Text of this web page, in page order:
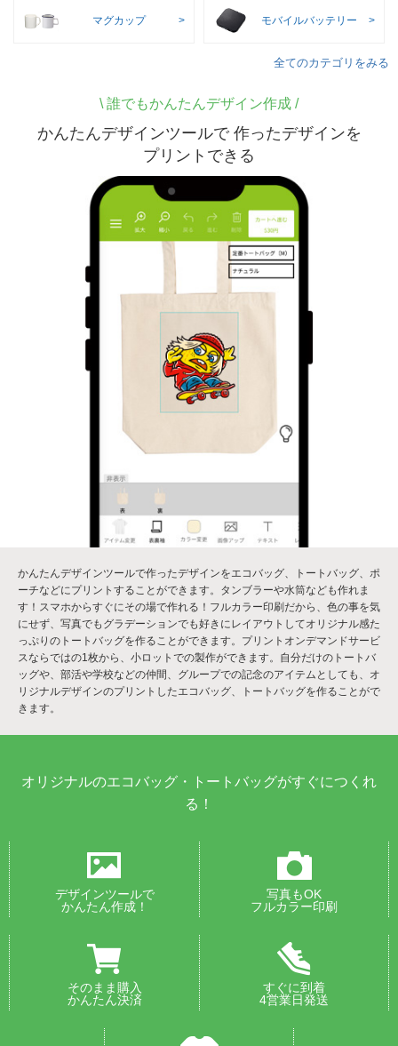
マグカップ モバイルバッテリー
全てのカテゴリをみる
\ 誰でもかんたんデザイン作成 /
かんたんデザインツールで 作ったデザインを
プリントできる
かんたんデザインツールで作ったデザインをエコバッグ、トートバッグ、ポ
ーチなどにプリントすることができます。タンブラーや水筒なども作れま
す！スマホからすぐにその場で作れる！フルカラー印刷だから、色の事を気
にせず、写真でもグラデーションでも好きにレイアウトしてオリジナル感た
っぷりのトートバッグを作ることができます。プリントオンデマンドサービ
スならではの1枚から、小ロットでの製作ができます。自分だけのトートバ
ッグや、部活や学校などの仲間、グループでの記念のアイテムとしても、オ
リジナルデザインのプリントしたエコバッグ、トートバッグを作ることがで
きます。
オリジナルのエコバッグ・トートバッグがすぐにつくれ
る！
デザインツールで
かんたん作成！
写真もOK
フルカラー印刷
そのまま購入
かんたん決済
すぐに到着
4営業日発送